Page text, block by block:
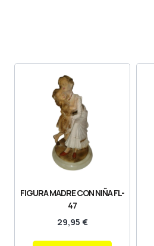
FIGURA MADRE CON NIÑA FL-
47
29,95 €